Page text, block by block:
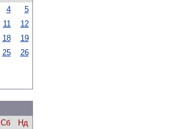
4
5
11
12
18
19
25
26
Сб
Нд